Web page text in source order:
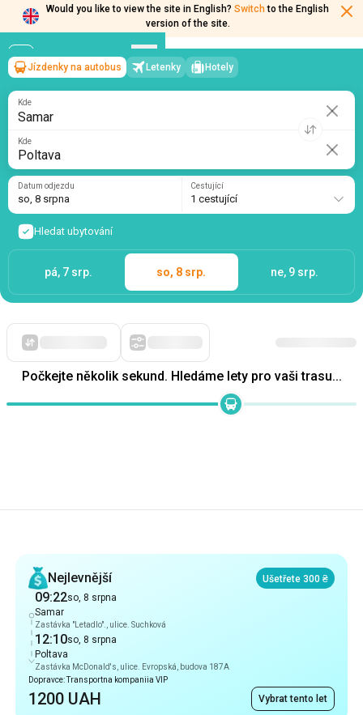
Would you like to view the site in English? Switch to the English
version of the site.
Samar→Poltava
so, 8 srpna/1 cestující
Jízdenky na autobus Letenky Hotely
Kde
Kde
Datum odjezdu
so, 8 srpna
Cestující
1 cestující
Hledat ubytování
pá, 7 srp. so, 8 srp. ne, 9 srp.
Počkejte několik sekund. Hledáme lety pro vaši trasu...
Nejlevnější
Ušetřete 300 ₴
09:22so, 8 srpna
Samar
Zastávka "Letadlo"., ulice. Suchková
12:10so, 8 srpna
Poltava
Zastávka McDonald's, ulice. Evropská, budova 187A
Dopravce: Transportna kompaniia VIP
1200 UAH Vybrat tento let